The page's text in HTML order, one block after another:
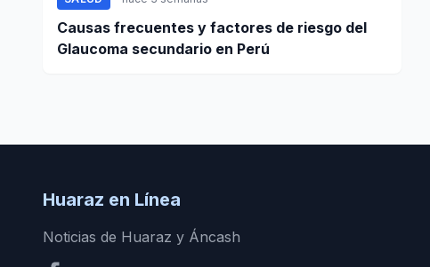
Causas frecuentes y factores de riesgo del
Glaucoma secundario en Perú
Huaraz en Línea
Noticias de Huaraz y Áncash